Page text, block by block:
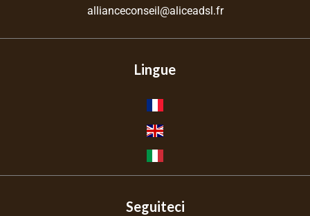
allianceconseil@aliceadsl.fr
Lingue
Seguiteci